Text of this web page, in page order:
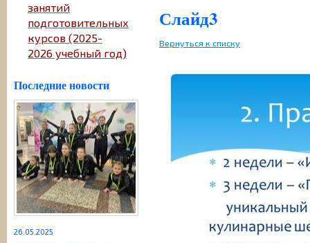
занятий
подготовительных
курсов (2025-
2026 учебный год)
Последние новости
26.05.2025
Слайд3
Вернуться к списку